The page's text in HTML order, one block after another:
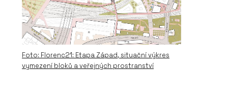
Foto: Florenc21: Etapa Západ, situační výkres
vymezení bloků a veřejných prostranství